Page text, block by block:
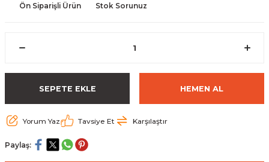
Ön Siparişli Ürün Stok Sorunuz
SEPETE EKLE HEMEN AL
Yorum Yaz Tavsiye Et Karşılaştır
Paylaş: